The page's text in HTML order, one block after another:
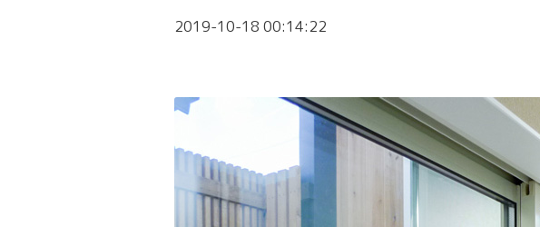
2019-10-18 00:14:22